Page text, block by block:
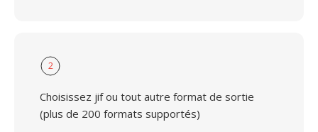
2
Choisissez jif ou tout autre format de sortie
(plus de 200 formats supportés)